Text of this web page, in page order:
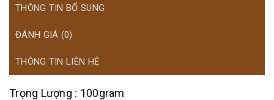
THÔNG TIN BỔ SUNG
ĐÁNH GIÁ (0)
THÔNG TIN LIÊN HỆ
Trọng Lượng : 100gram